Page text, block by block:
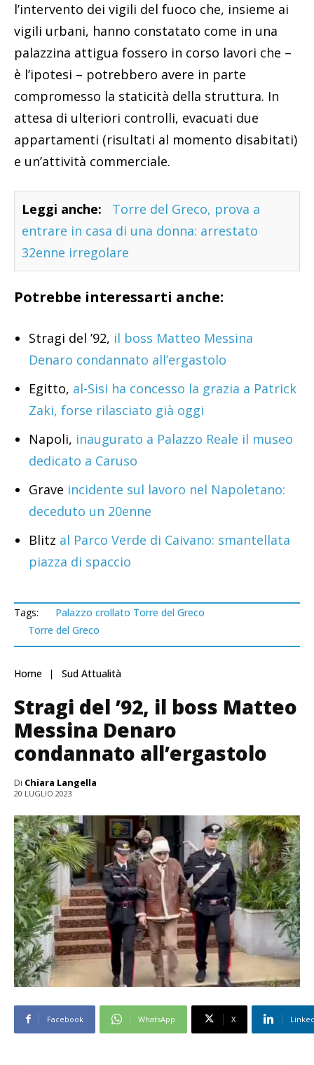
l’intervento dei vigili del fuoco che, insieme ai
vigili urbani, hanno constatato come in una
palazzina attigua fossero in corso lavori che –
è l’ipotesi – potrebbero avere in parte
compromesso la staticità della struttura. In
attesa di ulteriori controlli, evacuati due
appartamenti (risultati al momento disabitati)
e un’attività commerciale.
Leggi anche:
Torre del Greco, prova a
entrare in casa di una donna: arrestato
32enne irregolare
Potrebbe interessarti anche:
Stragi del ’92, il boss Matteo Messina
Denaro condannato all’ergastolo
Egitto, al-Sisi ha concesso la grazia a Patrick
Zaki, forse rilasciato già oggi
Napoli, inaugurato a Palazzo Reale il museo
dedicato a Caruso
Grave incidente sul lavoro nel Napoletano:
deceduto un 20enne
Blitz al Parco Verde di Caivano: smantellata
piazza di spaccio
Tags:
Palazzo crollato Torre del Greco
Torre del Greco
Home Sud Attualità
Stragi del ’92, il boss Matteo
Messina Denaro
condannato all’ergastolo
Di Chiara Langella
20 LUGLIO 2023
Facebook WhatsApp X